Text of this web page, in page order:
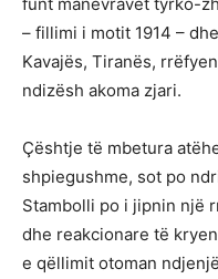
– fillimi i motit 1914 –
Kavajës, Tiranës,
ndizësh akoma zjari.
Çështje të mbetura
shpiegushme, sot po
Stambolli po i jipnin një
dhe reakcionare të
e qëllimit otoman